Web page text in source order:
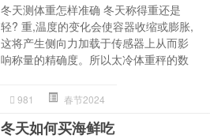
冬天测体重怎样准确 冬天称得重还是
轻? 重,温度的变化会使容器收缩或膨胀,
这将产生侧向力加载于传感器上从而影
响称量的精确度。所以太冷体重秤的数
981 春节2024
冬天如何买海鲜吃